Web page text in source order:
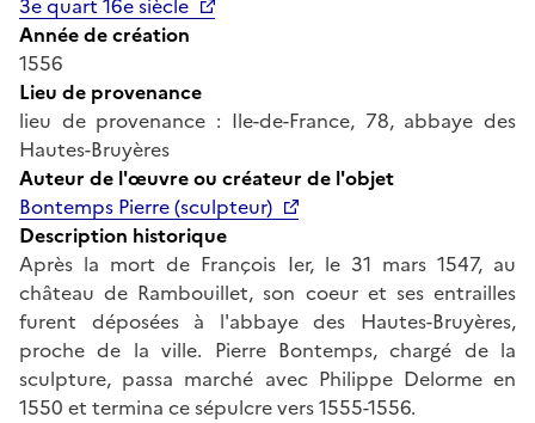
Année de création
1556
Lieu de provenance
lieu de provenance : Ile-de-France, 78, abbaye des
Hautes-Bruyères
Auteur de l'œuvre ou créateur de l'objet
Bontemps Pierre (sculpteur)
Description historique
Après la mort de François Ier, le 31 mars 1547, au
château de Rambouillet, son coeur et ses entrailles
furent déposées à l'abbaye des Hautes-Bruyères,
proche de la ville. Pierre Bontemps, chargé de la
sculpture, passa marché avec Philippe Delorme en
1550 et termina ce sépulcre vers 1555-1556.